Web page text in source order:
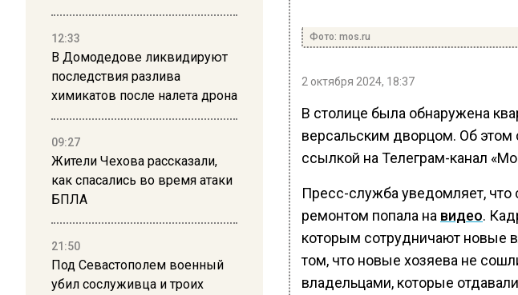
12:33
В Домодедове ликвидируют
последствия разлива
химикатов после налета дрона
09:27
Жители Чехова рассказали,
как спасались во время атаки
БПЛА
21:50
Под Севастополем военный
убил сослуживца и троих
Фото: mos.ru
2 октября 2024, 18:37
В столице была обнаружена
версальским дворцом. Об этом
ссылкой на Телеграм-канал
Пресс-служба уведомляет,
ремонтом попала на видео.
которым сотрудничают новые
том, что новые хозяева не
владельцами, которые